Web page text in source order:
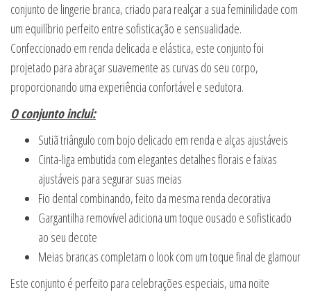
conjunto de lingerie branca, criado para realçar a sua feminilidade com
um equilíbrio perfeito entre sofisticação e sensualidade.
Confeccionado em renda delicada e elástica, este conjunto foi
projetado para abraçar suavemente as curvas do seu corpo,
proporcionando uma experiência confortável e sedutora.
O conjunto inclui:
Sutiã triângulo com bojo delicado em renda e alças ajustáveis
Cinta-liga embutida com elegantes detalhes florais e faixas
ajustáveis para segurar suas meias
Fio dental combinando, feito da mesma renda decorativa
Gargantilha removível adiciona um toque ousado e sofisticado
ao seu decote
Meias brancas completam o look com um toque final de glamour
Este conjunto é perfeito para celebrações especiais, uma noite